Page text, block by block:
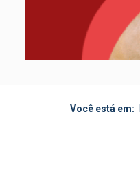
Você está em: